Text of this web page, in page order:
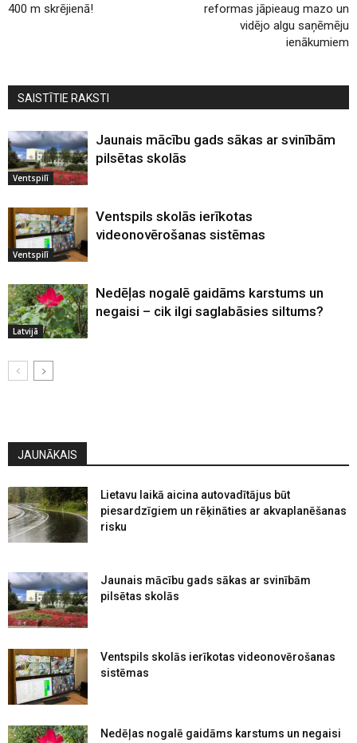
400 m skrējienā!
reformas jāpieaug mazo un
vidējo algu saņēmēju
ienākumiem
SAISTĪTIE RAKSTI
Ventspilī
Jaunais mācību gads sākas ar svinībām
pilsētas skolās
Ventspilī
Ventspils skolās ierīkotas
videonovērošanas sistēmas
Latvijā
Nedēļas nogalē gaidāms karstums un
negaisi – cik ilgi saglabāsies siltums?
JAUNĀKAIS
Lietavu laikā aicina autovadītājus būt
piesardzīgiem un rēķināties ar akvaplanēšanas
risku
Jaunais mācību gads sākas ar svinībām
pilsētas skolās
Ventspils skolās ierīkotas videonovērošanas
sistēmas
Nedēļas nogalē gaidāms karstums un negaisi